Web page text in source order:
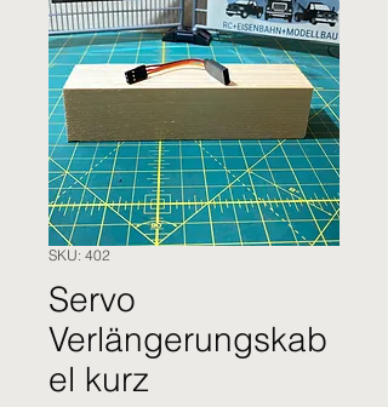
SKU: 402
Servo
Verlängerungskab
el kurz